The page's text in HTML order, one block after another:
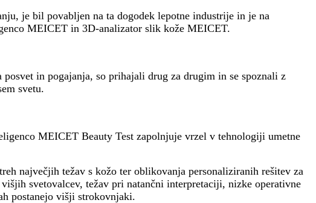
je bil povabljen na ta dogodek lepotne industrije in je na
MEICET in 3D-analizator slik kože MEICET.
in pogajanja, so prihajali drug za drugim in se spoznali z
svetu.
MEICET Beauty Test zapolnjuje vrzel v tehnologiji umetne
največjih težav s kožo ter oblikovanja personaliziranih rešitev za
svetovalcev, težav pri natančni interpretaciji, nizke operativne
postanejo višji strokovnjaki.